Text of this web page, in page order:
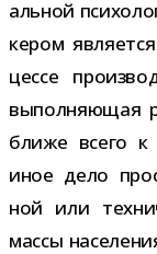
аль­ной
ке­ром
цессе
выпол­ня­ю­щая
ближе всего
иное дело
ной или
массы